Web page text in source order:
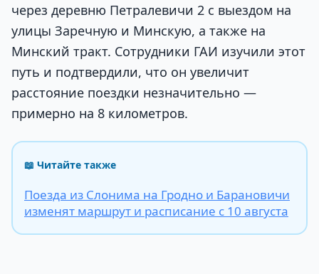
через деревню Петралевичи 2 с выездом на
улицы Заречную и Минскую, а также на
Минский тракт. Сотрудники ГАИ изучили этот
путь и подтвердили, что он увеличит
расстояние поездки незначительно —
примерно на 8 километров.
📖 Читайте также
Поезда из Слонима на Гродно и Барановичи
изменят маршрут и расписание с 10 августа